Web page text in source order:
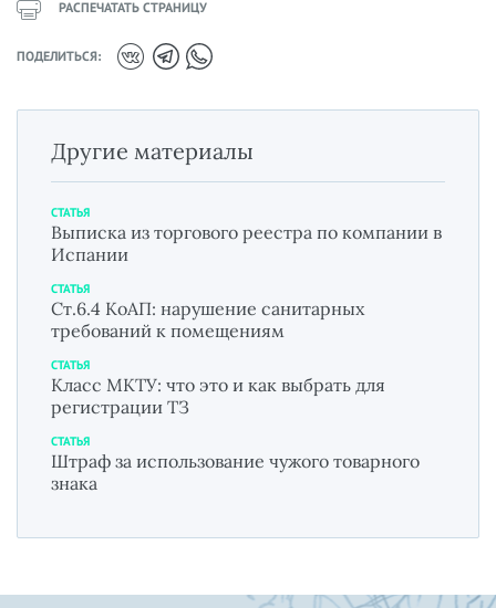
РАСПЕЧАТАТЬ СТРАНИЦУ
ПОДЕЛИТЬСЯ:
Другие материалы
СТАТЬЯ
Выписка из торгового реестра по компании в
Испании
СТАТЬЯ
Ст.6.4 КоАП: нарушение санитарных
требований к помещениям
СТАТЬЯ
Класс МКТУ: что это и как выбрать для
регистрации ТЗ
СТАТЬЯ
Штраф за использование чужого товарного
знака